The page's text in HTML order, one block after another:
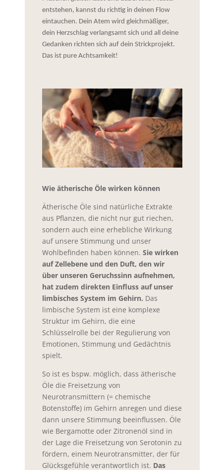
entstehen, kannst du richtig in deinen Flow
eintauchen. Dein Atem wird gleichmäßiger,
dein Herzschlag verlangsamt sich und all deine
Gedanken richten sich auf dein Strickprojekt.
Das ist pure Achtsamkeit!
Wie ätherische Öle wirken können
Ätherische Öle sind natürliche Extrakte
aus Pflanzen, die nicht nur gut riechen,
sondern auch eine erhebliche Wirkung
auf unsere Stimmung und unser
Wohlbefinden haben können.Sie wirken
auf Zellebene und den Duft, den wir
über unseren Geruchssinn aufnehmen,
hat zudem direkten Einfluss auf unser
limbisches System im Gehirn. Das
limbische System ist eine komplexe
Struktur im Gehirn, die eine
Schlüsselrolle bei der Regulierung von
Emotionen, Stimmung und Gedächtnis
spielt.
So ist es bspw. möglich, dass ätherische
Öle die Freisetzung von
Neurotransmittern (= chemische
Botenstoffe) im Gehirn anregen und diese
dann unsere Stimmung beeinflussen. Öle
wie Bergamotte oder Zitronenöl sind in
der Lage die Freisetzung von Serotonin zu
fördern, einem Neurotransmitter, der für
Glücksgefühle verantwortlich ist. Das